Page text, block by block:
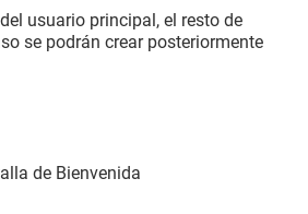
usuario principal, el resto de
se podrán crear posteriormente
de Bienvenida